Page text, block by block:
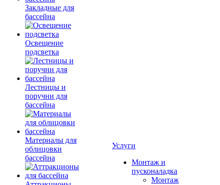
Закладные для
бассейна
Освещение
подсветка
Лестницы и
поручни для
бассейна
Материалы для
облицовки
бассейна
Услуги
Монтаж и
пусконаладка
Монтаж